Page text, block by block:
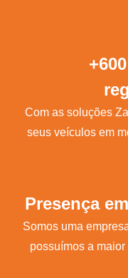
Com as soluções
seus veículos em
Presença
Somos uma
possuímos a